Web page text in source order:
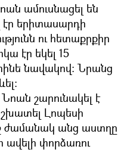
ամուսնացել են
էր երիտասարդի
ու հետաքրքիր
էր եկել 15
նավակով։ Նրանց
Նոան շարունակել է
Լոպեսի
ժամանակ անց աստղը
ավելի փորձառու